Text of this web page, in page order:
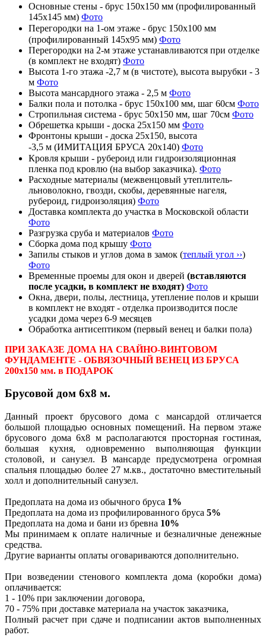
Основные стены - брус 150х150 мм (профилированный
145х145 мм) Фото
Перегородки на 1-ом этаже - брус 150х100 мм
(профилированный 145х95 мм) Фото
Перегородки на 2-м этаже устанавливаются при отделке
(в комплект не входят) Фото
Высота 1-го этажа -2,7 м (в чистоте), высота вырубки - 3
м Фото
Высота мансардного этажа - 2,5 м Фото
Балки пола и потолка - брус 150х100 мм, шаг 60см Фото
Стропильная система - брус 50х150 мм, шаг 70см Фото
Обрешетка крыши - доска 25х150 мм Фото
Фронтоны крыши - доска 25х150, высота
-3,5 м (ИМИТАЦИЯ БРУСА 20х140) Фото
Кровля крыши - рубероид или гидроизоляционная
пленка под кровлю (на выбор заказчика). Фото
Расходные материалы (межвенцовый утеплитель-
льноволокно, гвозди, скобы, деревянные нагеля,
рубероид, гидроизоляция) Фото
Доставка комплекта до участка в Московской области
Фото
Разгрузка сруба и материалов Фото
Сборка дома под крышу Фото
Запилы стыков и углов дома в замок (теплый угол ››)
Фото
Временные проемы для окон и дверей (вставляются
после усадки, в комплект не входят) Фото
Окна, двери, полы, лестница, утепление полов и крыши
в комплект не входят - отделка производится после
усадки дома через 6-9 месяцев
Обработка антисептиком (первый венец и балки пола)
ПРИ ЗАКАЗЕ ДОМА НА СВАЙНО-ВИНТОВОМ
ФУНДАМЕНТЕ - ОБВЯЗОЧНЫЙ ВЕНЕЦ ИЗ БРУСА
200х150 мм. в ПОДАРОК
Брусовой дом 6х8 м.
Данный проект брусового дома с мансардой отличается
большой площадью основных помещений. На первом этаже
брусового дома 6х8 м располагаются просторная гостиная,
большая кухня, одновременно выполняющая функции
столовой, и санузел. В мансарде предусмотрена огромная
спальня площадью более 27 м.кв., достаточно вместительный
холл и дополнительный санузел.
Предоплата на дома из обычного бруса 1%
Предоплата на дома из профилированного бруса 5%
Предоплата на дома и бани из бревна 10%
Мы принимаем к оплате наличные и безналичные денежные
средства.
Другие варианты оплаты оговариваются дополнительно.
При возведении стенового комплекта дома (коробки дома)
оплачивается:
1 - 10% при заключении договора,
70 - 75% при доставке материала на участок заказчика,
Полный расчет при сдаче и подписании актов выполненных
работ.